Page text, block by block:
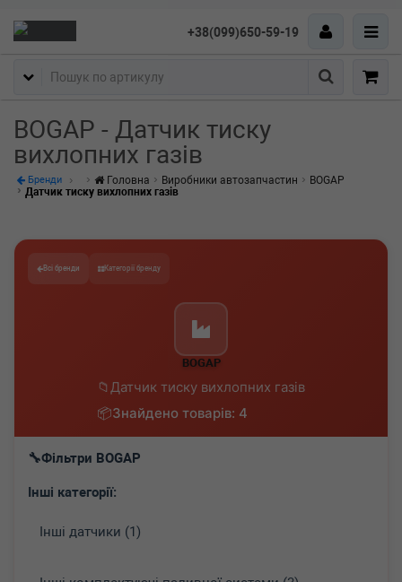
+38(099)650-59-19
Пошук
BOGAP - Датчик тиску
вихлопних газів
Бренди Головна Виробники автозапчастин
BOGAP
Датчик тиску вихлопних газів
Всі бренди Категорії бренду
BOGAP
Датчик тиску вихлопних газів
Знайдено товарів: 4
Фільтри BOGAP
Інші категорії:
Інші датчики (1)